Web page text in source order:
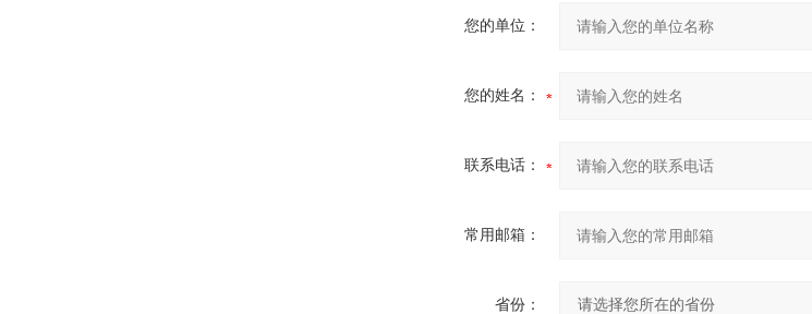
您的单位：
您的姓名：
联系电话：
常用邮箱：
省份：